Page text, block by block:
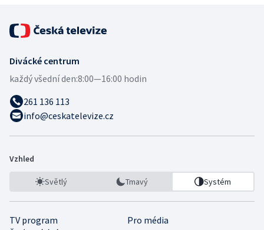
Divácké centrum
každý všední den:8:00—16:00 hodin
261 136 113
info@ceskatelevize.cz
Vzhled
Světlý Tmavý Systém
TV program
Pro média